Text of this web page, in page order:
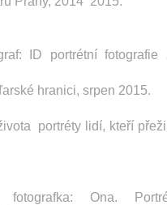
​ID portrétní fotografie
hranici, srpen 2015.
portréty lidí, kteří
fotografka: ​Ona.